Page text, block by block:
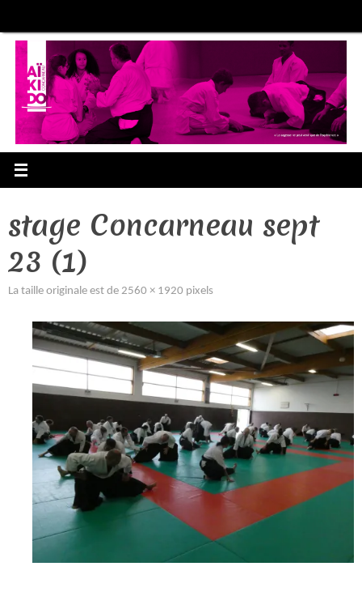
au
contenu
stage Concarneau sept
23 (1)
La taille originale est de 2560 × 1920 pixels